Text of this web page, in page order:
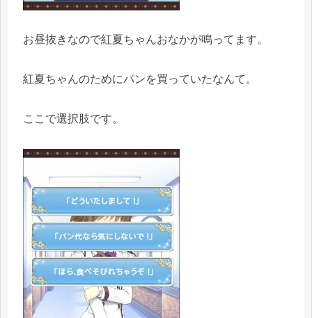
お昼抜きなので紅夏ちゃんおなかが鳴ってます。
紅夏ちゃんのためにパンを買っていたなんて。
ここで選択肢です。